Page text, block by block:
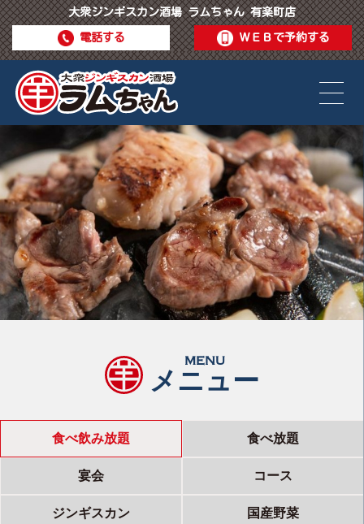
大衆ジンギスカン酒場 ラムちゃん 有楽町店
電話する ＷＥＢで予約する
メニュー
MENU
食べ飲み放題 食べ放題
宴会 コース
ジンギスカン 国産野菜